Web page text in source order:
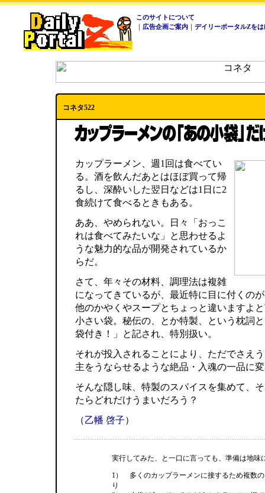
このサイトについて
｜ 広告企画ご案内 ｜ デイリーポータルZを
コネタ522
カップラーメン、週1回は食べてい
る。酒を飲んだあとはほぼ買って帰
るし、深酔いした翌日などは1日に2
食続けて食べるときもある。
ああ、やめられない。日々「おっこ
れは食べてみたいな」と思わせるよ
うな魅力的な品が開発されているか
らだ。
さて、年々その材料、調理法は複雑
になってきているが、最近特に目に付くの
他のかやくやスープとちょっと違いますよ
小さい袋。秘伝の、とか特製、という枕詞
袋付き！」と記され、特別扱い。
それが投入されることにより、ただでさえ
主をうならせるような絶品・入魂の一品に
そんな隠し味、特製のスパイスを集めて、
たらどれだけうまいだろう？
（乙幡 啓子）
実行してみた、と一口に言っても、準備は地味
1） 多くのカップラーメンに接するため複数
り